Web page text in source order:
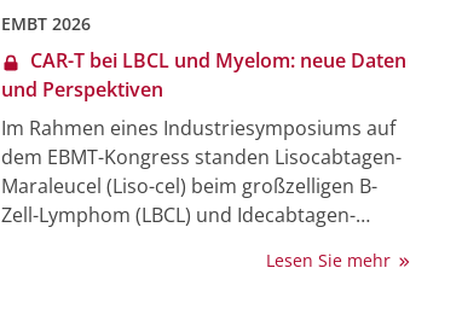
beiden zentralen Säulen –
Therapien. Letztere, insbesondere
CAR‑T‑Zell-Therapien, gewinnen zunehmend
an Bedeutung, was sich auch in den
hochrangigen Abstracts zu dieser Thematik
widerspiegelte.
EMBT 2026
CAR-T bei LBCL und Myelom: neue Daten
und Perspektiven
Im Rahmen eines Industriesymposiums auf
dem EBMT-Kongress standen Lisocabtagen-
Maraleucel (Liso-cel) beim großzelligen B-
Zell-Lymphom (LBCL) und Idecabtagen-
Lesen Sie mehr